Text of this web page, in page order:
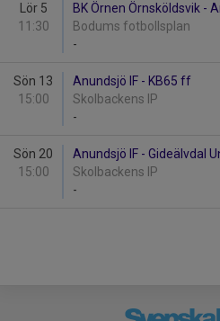
Lör 5
11:30
BK Örnen Örnsköldsvik -
Bodums fotbollsplan
-
Sön 13
15:00
Anundsjö IF - KB65 ff
Skolbackens IP
-
Sön 20
15:00
Anundsjö IF - Gideälvdal
Skolbackens IP
-